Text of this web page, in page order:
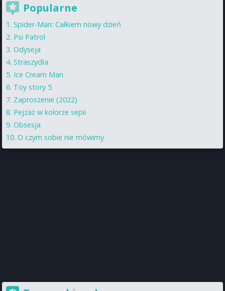
Popularne
Spider-Man: Całkiem nowy dzień
Psi Patrol
Odyseja
Straszydła
Ice Cream Man
Toy story 5
Zaproszenie (2022)
Pejzaż w kolorze sepii
Obsesja
O czym sobie nie mówimy